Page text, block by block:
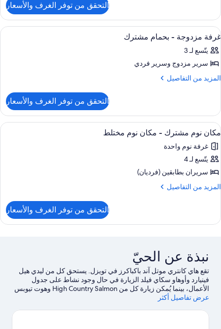
خاص
غرفة
مزدوجة
-
بحمام
خاص
التحقق من توفر الغرف والأسعار
استعراض
جميع
صور
غرفة
مزدوجة
مشترك
5
غرفة مزدوجة - بحمام مشترك
يتّسع لـ 3
سرير مزدوج‫‬ وسرير فردي
المزيد من التفاصيل
المزيد
غرفة
مزدوجة
-
بحمام
مشترك
التحقق من توفر الغرف والأسعار
استعراض
جميع
صور
مكان
نوم
مشترك
نوم
4
مكان نوم مشترك - مكان نوم مختلط
غرفة نوم واحدة
يتّسع لـ 4
سريران بطابقين (فرديان)
المزيد من التفاصيل
المزيد
مكان
مكان
مختلط
التحقق من توفر الغرف والأسعار
نبذة عن الحيّ
تقع هاي كانتري موتل آند باكباكرز في تويزل. يستحق كل من ليدي هيل
فينيارد وأوهاو سكاي فيلد الزيارة في حال وجود نشاط على جدول
الأعمال، بينما يُمكن زيارة كل من High Country Salmon وهوت تيوبس
أوماراما لمن يرغبون في زيارة معالم الجذب في المنطقة.اغتنم فرصة
إمكانية صيد الأسماك في مكان قريب.
عرض تفاصيل أكثر